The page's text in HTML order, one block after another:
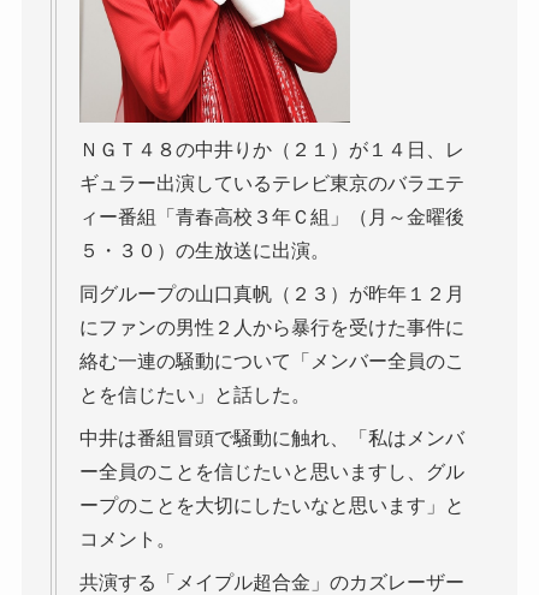
ＮＧＴ４８の中井りか（２１）が１４日、レ
ギュラー出演しているテレビ東京のバラエテ
ィー番組「青春高校３年Ｃ組」（月～金曜後
５・３０）の生放送に出演。
同グループの山口真帆（２３）が昨年１２月
にファンの男性２人から暴行を受けた事件に
絡む一連の騒動について「メンバー全員のこ
とを信じたい」と話した。
中井は番組冒頭で騒動に触れ、「私はメンバ
ー全員のことを信じたいと思いますし、グル
ープのことを大切にしたいなと思います」と
コメント。
共演する「メイプル超合金」のカズレーザー